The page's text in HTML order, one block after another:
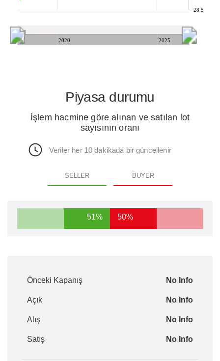
28.5
2020 2025
Piyasa durumu
İşlem hacmine göre alınan ve satılan lot
sayısının oranı
Veriler her 10 dakikada bir güncellenir
SELLER BUYER
51% 50%
Önceki Kapanış No Info
Açık No Info
Alış No Info
Satış No Info